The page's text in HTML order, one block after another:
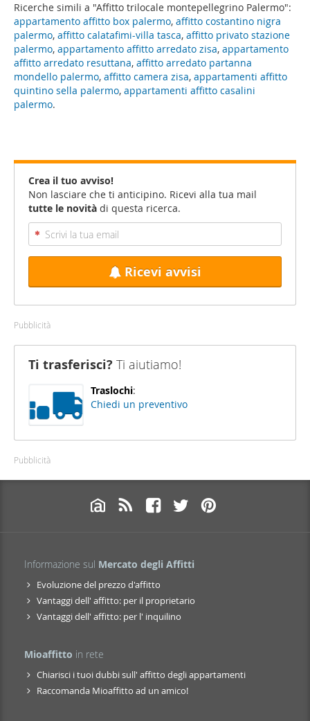
Ricerche simili a "Affitto trilocale montepellegrino Palermo":
appartamento affitto box palermo, affitto costantino nigra
palermo, affitto calatafimi-villa tasca, affitto privato stazione
palermo, appartamento affitto arredato zisa, appartamento
affitto arredato resuttana, affitto arredato partanna
mondello palermo, affitto camera zisa, appartamenti affitto
quintino sella palermo, appartamenti affitto casalini
palermo.
Crea il tuo avviso!
Non lasciare che ti anticipino. Ricevi alla tua mail
tutte le novità di questa ricerca.
Ricevi avvisi
Pubblicità
Ti trasferisci? Ti aiutiamo!
Traslochi:
Chiedi un preventivo
Pubblicità
Informazione sul Mercato degli Affitti
Evoluzione del prezzo d'affitto
Vantaggi dell' affitto: per il proprietario
Vantaggi dell' affitto: per l' inquilino
Mioaffitto in rete
Chiarisci i tuoi dubbi sull' affitto degli appartamenti
Raccomanda Mioaffitto ad un amico!